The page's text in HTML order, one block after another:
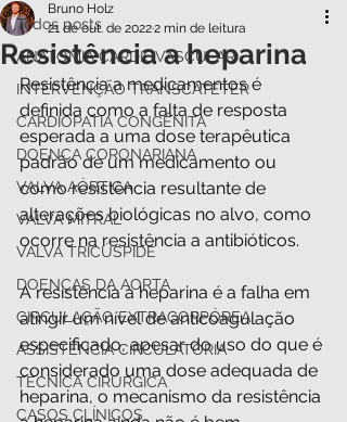
Todos posts
ANATOMIA CARDIOVASCULAR
INTERVENÇÃO TRANSCATETER
CARDIOPATIA CONGÊNITA
DOENÇA CORONARIANA
VALVA AÓRTICA
VALVA MITRAL
VALVA TRICÚSPIDE
DOENÇAS DA AORTA
CIRCULAÇÃO EXTRACORPÓREA
ASSISTÊNCIA CIRCULATÓRIA
TÉCNICA CIRÚRGICA
CASOS CLÍNICOS
Resistência a heparina
Bruno Holz
21 de out. de 20222 min de leitura
Resistência a medicamentos é
definida como a falta de resposta
esperada a uma dose terapêutica
padrão de um medicamento ou
como resistência resultante de
alterações biológicas no alvo, como
ocorre na resistência a antibióticos.
A resistência à heparina é a falha em
atingir um nível de anticoagulação
especificado, apesar do uso do que é
considerado uma dose adequada de
heparina, o mecanismo da resistência